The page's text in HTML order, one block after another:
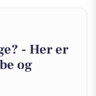
- Her er
og